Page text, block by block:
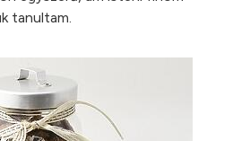
tanultam.